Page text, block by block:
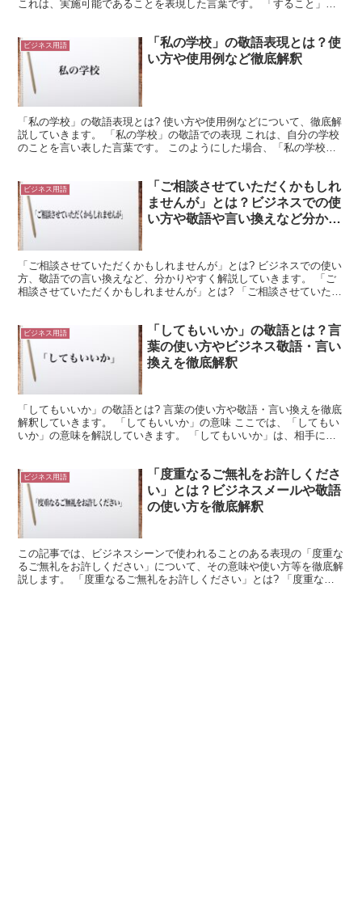
これは、実施可能であることを表現した言葉です。 「すること」は
ビジネス用語
「私の学校」の敬語表現とは？使
い方や使用例など徹底解釈
「私の学校」の敬語表現とは? 使い方や使用例などについて、徹底解
説していきます。 「私の学校」の敬語での表現 これは、自分の学校
のことを言い表した言葉です。 このようにした場合、「私の学校」
ビジネス用語
「ご相談させていただくかもしれ
ませんが」とは？ビジネスでの使
い方や敬語や言い換えなど分かり
「ご相談させていただくかもしれませんが」とは? ビジネスでの使い
方、敬語での言い換えなど、分かりやすく解説していきます。 「ご
相談させていただくかもしれませんが」とは? 「ご相談させていただ
ビジネス用語
「してもいいか」の敬語とは？言
葉の使い方やビジネス敬語・言い
換えを徹底解釈
「してもいいか」の敬語とは? 言葉の使い方や敬語・言い換えを徹底
解釈していきます。 「してもいいか」の意味 ここでは、「してもい
いか」の意味を解説していきます。 「してもいいか」は、相手に行
ビジネス用語
「度重なるご無礼をお許しくださ
い」とは？ビジネスメールや敬語
の使い方を徹底解釈
この記事では、ビジネスシーンで使われることのある表現の「度重な
るご無礼をお許しください」について、その意味や使い方等を徹底解
説します。 「度重なるご無礼をお許しください」とは? 「度重なる